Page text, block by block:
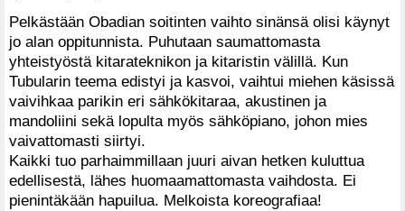
Pelkästään Obadian soitinten vaihto sinänsä olisi käynyt
jo alan oppitunnista. Puhutaan saumattomasta
yhteistyöstä kitarateknikon ja kitaristin välillä. Kun
Tubularin teema edistyi ja kasvoi, vaihtui miehen käsissä
vaivihkaa parikin eri sähkökitaraa, akustinen ja
mandoliini sekä lopulta myös sähköpiano, johon mies
vaivattomasti siirtyi.
Kaikki tuo parhaimmillaan juuri aivan hetken kuluttua
edellisestä, lähes huomaamattomasta vaihdosta. Ei
pienintäkään hapuilua. Melkoista koreografiaa!